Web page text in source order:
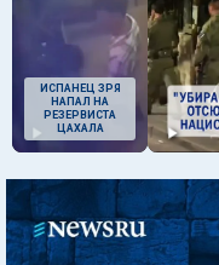
ИСПАНЕЦ ЗРЯ
НАПАЛ НА
РЕЗЕРВИСТА
ЦАХАЛА